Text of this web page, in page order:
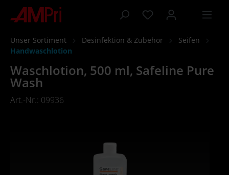
springen
Unser Sortiment Desinfektion & Zubehör
Seifen
Handwaschlotion
Waschlotion, 500 ml, Safeline Pure
Wash
Art.-Nr.: 09936